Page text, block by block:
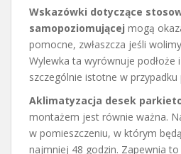
Wskazówki dotyczące
samopoziomującej mogą
pomocne, zwłaszcza jeśli
Wylewka ta wyrównuje podłoże
szczególnie istotne w przypadku
Aklimatyzacja desek
montażem jest równie ważna.
w pomieszczeniu, w którym
najmniej 48 godzin. Zapewnia